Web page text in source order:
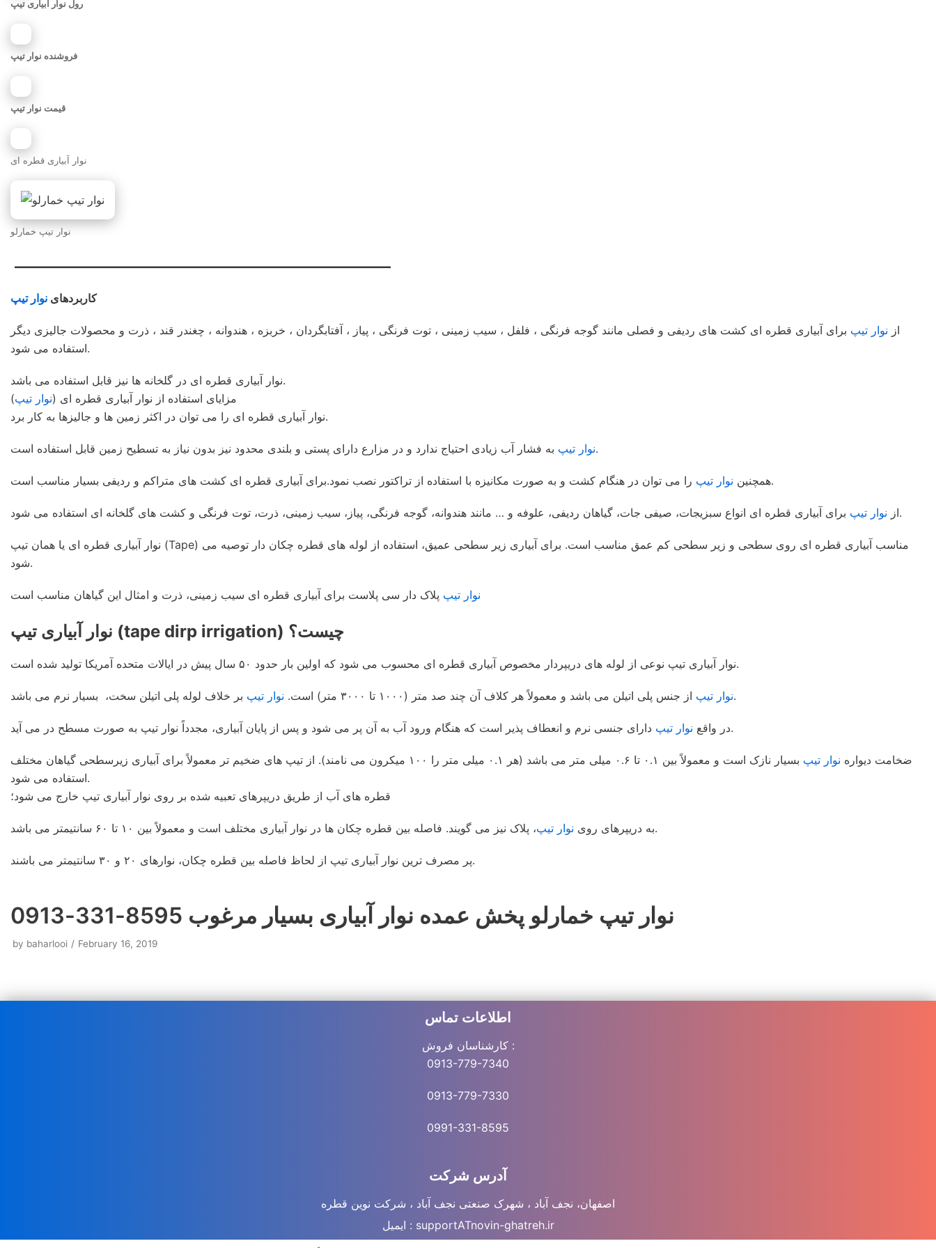
رول نوار آبیاری تیپ
فروشنده نوار تیپ
قیمت نوار تیپ
نوار آبیاری قطره ای
نوار تیپ خمارلو
——————————————————————–
کاربردهای نوار تیپ
از نوار تیپ برای آبیاری قطره ای کشت های ردیفی و فصلی مانند گوجه فرنگی ، فلفل ، سیب زمینی ، توت فرنگی ، پیاز ، آفتابگردان ، خربزه ، هندوانه ، چغندر قند ، ذرت و محصولات جالیزی دیگر
استفاده می شود.
نوار آبیاری قطره ای در گلخانه ها نیز قابل استفاده می باشد.
مزایای استفاده از نوار آبیاری قطره ای (نوار تیپ)
نوار آبیاری قطره ای را می توان در اکثر زمین ها و جالیزها به کار برد.
نوار تیپبه فشار آب زیادی احتیاج ندارد و در مزارع دارای پستی و بلندی محدود نیز بدون نیاز به تسطیح زمین قابل استفاده است.
همچنین نوار تیپ را می توان در هنگام کشت و به صورت مکانیزه با استفاده از تراکتور نصب نمود.برای آبیاری قطره ای کشت های متراکم و ردیفی بسیار مناسب است.
از نوار تیپ برای آبیاری قطره ای انواع سبزیجات، صیفی جات، گیاهان ردیفی، علوفه و … مانند هندوانه، گوجه فرنگی، پیاز، سیب زمینی، ذرت، توت فرنگی و کشت های گلخانه ای استفاده می شود.
نوار آبیاری قطره ای یا همان تیپ (Tape) مناسب آبیاری قطره ای روی سطحی و زیر سطحی کم عمق مناسب است. برای آبیاری زیر سطحی عمیق، استفاده از لوله های قطره چکان دار توصیه می
شود.
نوار تیپ پلاک دار سی پلاست برای آبیاری قطره ای سیب زمینی، ذرت و امثال این گیاهان مناسب است
نوار آبیاری تیپ (tape dirp irrigation) چیست؟
نوار آبیاری تیپ نوعی از لوله های دریپردار مخصوص آبیاری قطره ای محسوب می شود که اولین بار حدود ۵۰ سال پیش در ایالات متحده آمریکا تولید شده است.
نوار تیپ از جنس پلی اتیلن می باشد و معمولاً هر کلاف آن چند صد متر (۱۰۰۰ تا ۳۰۰۰ متر) است. نوار تیپ بر خلاف لوله پلی اتیلن سخت، بسیار نرم می باشد.
در واقع نوار تیپ دارای جنسی نرم و انعطاف پذیر است که هنگام ورود آب به آن پر می شود و پس از پایان آبیاری، مجدداً نوار تیپ به صورت مسطح در می آید.
ضخامت دیواره نوار تیپ
بسیار نازک است و معمولاً بین ۰.۱ تا ۰.۶ میلی متر می باشد (هر ۰.۱ میلی متر را ۱۰۰ میکرون می نامند). از تیپ های ضخیم تر معمولاً برای آبیاری زیرسطحی گیاهان مختلف
استفاده می شود.
قطره های آب از طریق دریپرهای تعبیه شده بر روی نوار آبیاری تیپ خارج می شود؛
به دریپرهای روی نوار تیپ ، پلاک نیز می گویند. فاصله بین قطره چکان ها در نوار آبیاری مختلف است و معمولاً بین ۱۰ تا ۶۰ سانتیمتر می باشد.
پر مصرف ترین نوار آبیاری تیپ از لحاظ فاصله بین قطره چکان، نوارهای ۲۰ و ۳۰ سانتیمتر می باشند.
نوار تیپ خمارلو پخش عمده نوار آبیاری بسیار مرغوب 8595-331-0913
by baharlooi February 16, 2019
اطلاعات تماس
کارشناسان فروش :
0913-779-7340
0913-779-7330
0991-331-8595
آدرس شرکت
اصفهان، نجف آباد ، شهرک صنعتی نجف آباد ، شرکت نوین قطره
ایمیل : supportATnovin-ghatreh.ir